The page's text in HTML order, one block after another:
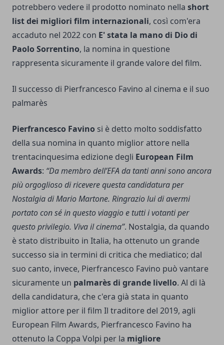
potrebbero vedere il prodotto nominato nella short
list dei migliori film internazionali, così com'era
accaduto nel 2022 con E' stata la mano di Dio di
Paolo Sorrentino, la nomina in questione
rappresenta sicuramente il grande valore del film.
Il successo di Pierfrancesco Favino al cinema e il suo
palmarès
Pierfrancesco Favino si è detto molto soddisfatto
della sua nomina in quanto miglior attore nella
trentacinquesima edizione degli European Film
Awards: “Da membro dell’EFA da tanti anni sono ancora
più orgoglioso di ricevere questa candidatura per
Nostalgia di Mario Martone. Ringrazio lui di avermi
portato con sé in questo viaggio e tutti i votanti per
questo privilegio. Viva il cinema”. Nostalgia, da quando
è stato distribuito in Italia, ha ottenuto un grande
successo sia in termini di critica che mediatico; dal
suo canto, invece, Pierfrancesco Favino può vantare
sicuramente un palmarès di grande livello. Al di là
della candidatura, che c'era già stata in quanto
miglior attore per il film Il traditore del 2019, agli
European Film Awards, Pierfrancesco Favino ha
ottenuto la Coppa Volpi per la migliore